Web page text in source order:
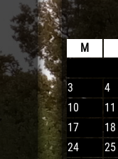
M
3
4
10
11
17
18
24
25